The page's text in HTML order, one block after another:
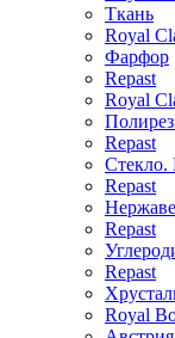
Ткань
Royal
Фарфор
Repast
Royal
Repast
Стекло.
Repast
Repast
Repast
Royal